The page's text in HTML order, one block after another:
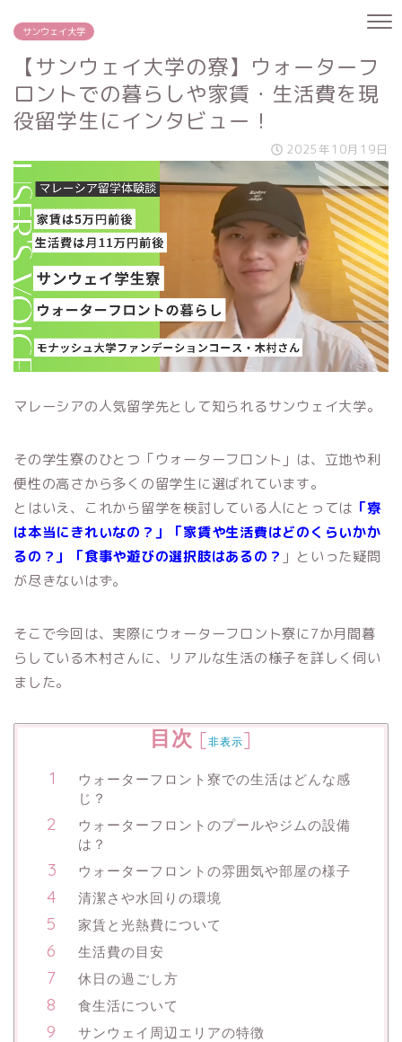
サンウェイ大学
【サンウェイ大学の寮】ウォーターフ
ロントでの暮らしや家賃・生活費を現
役留学生にインタビュー！
2025年10月19日
マレーシアの人気留学先として知られるサンウェイ大学。
その学生寮のひとつ「ウォーターフロント」は、立地や利
便性の高さから多くの留学生に選ばれています。
とはいえ、これから留学を検討している人にとっては 「寮
は本当にきれいなの？」「家賃や生活費はどのくらいかか
るの？」「食事や遊びの選択肢はあるの？ 」といった疑問
が尽きないはず。
そこで今回は、実際にウォーターフロント寮に7か月間暮
らしている木村さんに、リアルな生活の様子を詳しく伺い
ました。
目次 [非表示]
ウォーターフロント寮での生活はどんな感
じ？
ウォーターフロントのプールやジムの設備
は？
ウォーターフロントの雰囲気や部屋の様子
清潔さや水回りの環境
家賃と光熱費について
生活費の目安
休日の過ごし方
食生活について
サンウェイ周辺エリアの特徴